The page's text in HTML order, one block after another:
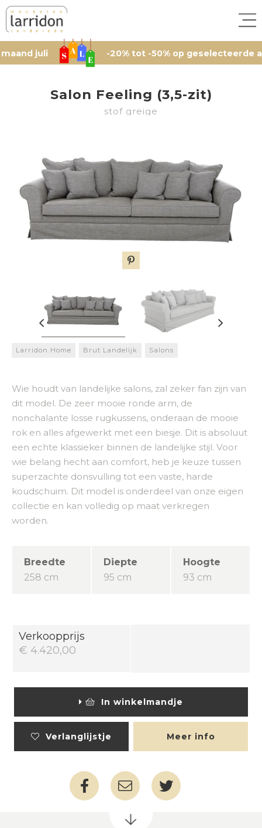
-20% tot -50% op geselecteerde
Salon Feeling (3,5-zit)
stof greige
Larridon Home Brut Landelijk Salons
Wie houdt van landelijke salons, zal zeker fan zijn van
dit model. De zeer mooie ronde arm, de
nonchalante losse rugkussens, onderaan de mooie
rok en alles afgewerkt met een biesje. Dit is absoluut
een echte klassieker binnen de landelijke stijl. Voor
wie belang hecht aan comfort, heb je keuze tussen
superzachte donsvulling tot een vaste, harde
koudschuim. Dit model is onderdeel van onze eigen
collectie en kan volledig op maat verkregen
worden.
Breedte
258 cm
Diepte
95 cm
Hoogte
93 cm
Verkoopprijs
€ 4.420,00
In winkelmandje
Verlanglijstje Meer info